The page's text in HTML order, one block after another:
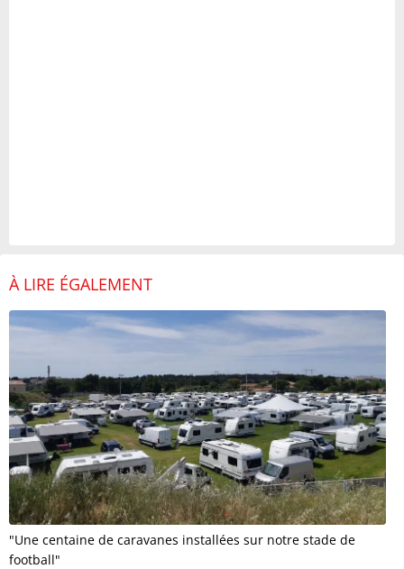
À LIRE ÉGALEMENT
"Une centaine de caravanes installées sur notre stade de
football"